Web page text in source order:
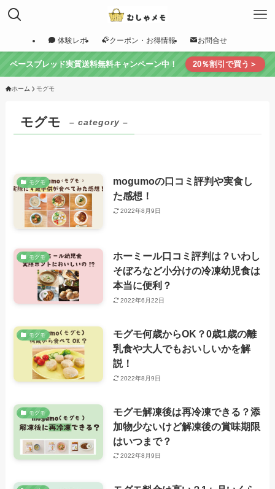
体験レポ クーポン・お得情報 お問合せ
ベースブレッド実質送料無料キャンペーン中！ 20％割引で買う＞
ホーム モグモ
モグモ – category –
モグモ
mogumoの口コミ評判や実食し
た感想！
2022年8月9日
モグモ
ホーミール口コミ評判は？いわし
そぼろなど小分けの冷凍幼児食は
本当に便利？
2022年6月22日
モグモ
モグモ何歳からOK？0歳1歳の離
乳食や大人でもおいしいかを解
説！
2022年8月9日
モグモ
モグモ解凍後は再冷凍できる？添
加物少ないけど解凍後の賞味期限
はいつまで？
2022年8月9日